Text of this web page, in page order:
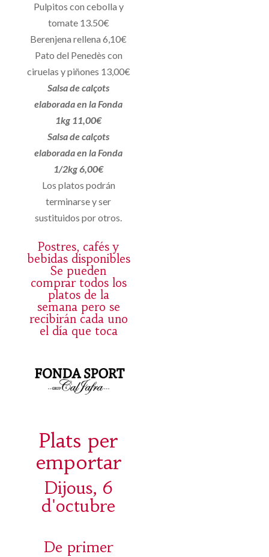
Pulpitos con cebolla y
tomate 13.50€
Berenjena rellena 6,10€
Pato del Penedès con
ciruelas y piñones 13,00€
Salsa de calçots
elaborada en la Fonda
1kg 11,00€
Salsa de calçots
elaborada en la Fonda
1/2kg 6,00€
Los platos podrán
terminarse y ser
sustituidos por otros.
Postres, cafés y
bebidas disponibles
Se pueden
comprar todos los
platos de la
semana pero se
recibirán cada uno
el día que toca
Plats per
emportar
Dijous, 6
d'octubre
De primer